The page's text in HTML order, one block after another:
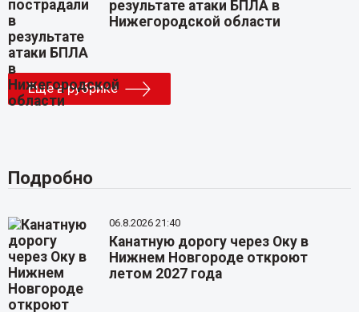
результате атаки БПЛА в
Нижегородской области
Еще в рубрике
Подробно
06.8.2026 21:40
Канатную дорогу через Оку в
Нижнем Новгороде откроют
летом 2027 года